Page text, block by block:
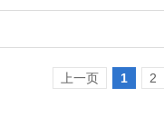
上一页 1 2